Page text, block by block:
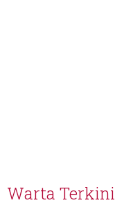
Warta Terkini